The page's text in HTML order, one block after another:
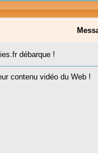
débarque !
contenu vidéo du Web !